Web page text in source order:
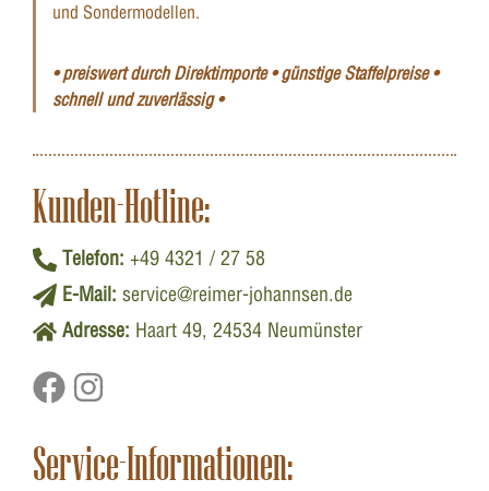
und Sondermodellen.
• preiswert durch Direktimporte • günstige Staffelpreise •
schnell und zuverlässig •
Kunden-Hotline:
Telefon: +49 4321 / 27 58
E-Mail: service@reimer-johannsen.de
Adresse: Haart 49, 24534 Neumünster
Service-Informationen: